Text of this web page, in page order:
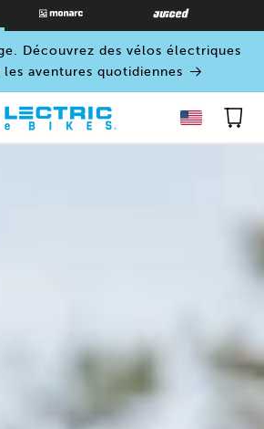
Découvrez des vélos électriques
aventures quotidiennes
Panier